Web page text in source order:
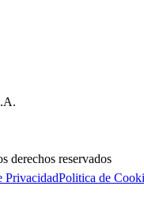
derechos reservados
PrivacidadPolitica de